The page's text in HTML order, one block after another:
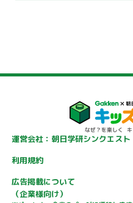
運営会社：朝日学研シンクエスト
利用規約
広告掲載について
（企業様向け）